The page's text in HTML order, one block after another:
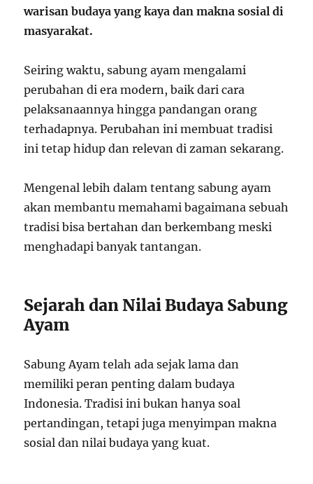
warisan budaya yang kaya dan makna sosial di
masyarakat.
Seiring waktu, sabung ayam mengalami
perubahan di era modern, baik dari cara
pelaksanaannya hingga pandangan orang
terhadapnya. Perubahan ini membuat tradisi
ini tetap hidup dan relevan di zaman sekarang.
Mengenal lebih dalam tentang sabung ayam
akan membantu memahami bagaimana sebuah
tradisi bisa bertahan dan berkembang meski
menghadapi banyak tantangan.
Sejarah dan Nilai Budaya Sabung
Ayam
Sabung Ayam telah ada sejak lama dan
memiliki peran penting dalam budaya
Indonesia. Tradisi ini bukan hanya soal
pertandingan, tetapi juga menyimpan makna
sosial dan nilai budaya yang kuat.